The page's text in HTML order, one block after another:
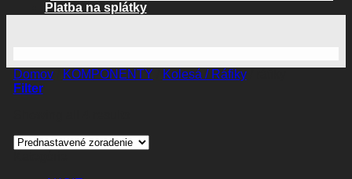
Platba na splátky
Domov KOMPONENTY Kolesá / Ráfiky
Filter